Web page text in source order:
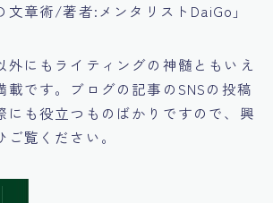
文章術/著者:メンタリストDaiGo」
外にもライティングの神髄ともいえ
載です。ブログの記事のSNSの投稿
にも役立つものばかりですので、興
覧ください。